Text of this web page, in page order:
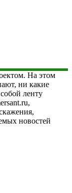
На этом
ни какие
ленту
новостей